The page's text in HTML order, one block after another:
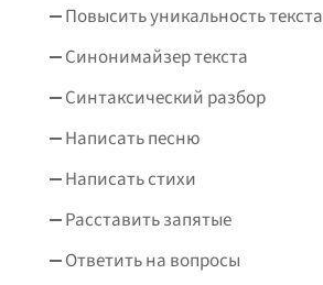
Повысить уникальность текста
Синонимайзер текста
Синтаксический разбор
Написать песню
Написать стихи
Расставить запятые
Ответить на вопросы